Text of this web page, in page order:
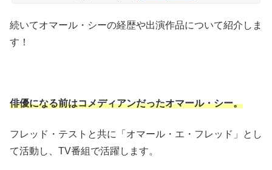
続いてオマール・シーの経歴や出演作品について紹介しま
す！
俳優になる前はコメディアンだったオマール・シー。
フレッド・テストと共に「オマール・エ・フレッド」とし
て活動し、TV番組で活躍します。